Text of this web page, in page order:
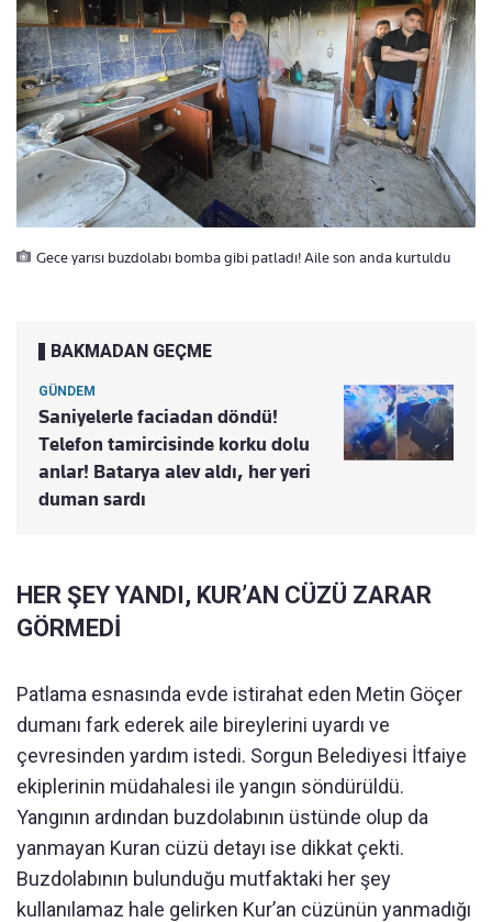
Gece yarısı buzdolabı bomba gibi patladı! Aile son anda kurtuldu
BAKMADAN GEÇME
GÜNDEM
Saniyelerle faciadan döndü!
Telefon tamircisinde korku dolu
anlar! Batarya alev aldı, her yeri
duman sardı
HER ŞEY YANDI, KUR’AN CÜZÜ ZARAR
GÖRMEDİ
Patlama esnasında evde istirahat eden Metin Göçer
dumanı fark ederek aile bireylerini uyardı ve
çevresinden yardım istedi. Sorgun Belediyesi İtfaiye
ekiplerinin müdahalesi ile yangın söndürüldü.
Yangının ardından buzdolabının üstünde olup da
yanmayan Kuran cüzü detayı ise dikkat çekti.
Buzdolabının bulunduğu mutfaktaki her şey
kullanılamaz hale gelirken Kur’an cüzünün yanmadığı